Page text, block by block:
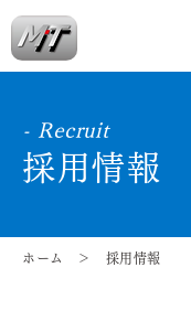
- Recruit
採用情報
ホーム ＞ 採用情報